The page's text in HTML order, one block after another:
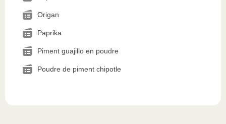
Origan
Paprika
Piment guajillo en poudre
Poudre de piment chipotle